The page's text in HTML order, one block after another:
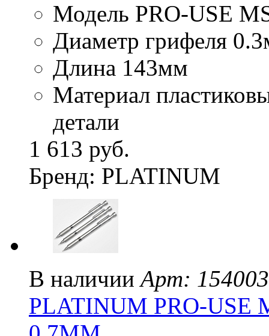
Модель PRO-USE
Диаметр грифеля
Длина 143мм
Материал
детали
1 613 руб.
Бренд: PLATINUM
В наличии Арт: 154003
PLATINUM PRO-USE